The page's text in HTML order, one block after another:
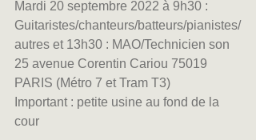
Mardi 20 septembre 2022 à 9h30 :
Guitaristes/chanteurs/batteurs/pianistes/
autres et 13h30 : MAO/Technicien son
25 avenue Corentin Cariou 75019
PARIS (Métro 7 et Tram T3)
Important : petite usine au fond de la
cour